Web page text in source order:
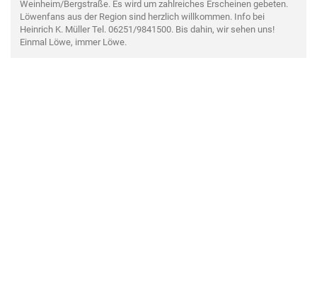
Weinheim/Bergstraße. Es wird um zahlreiches Erscheinen gebeten.
Löwenfans aus der Region sind herzlich willkommen. Info bei
Heinrich K. Müller Tel. 06251/9841500. Bis dahin, wir sehen uns!
Einmal Löwe, immer Löwe.